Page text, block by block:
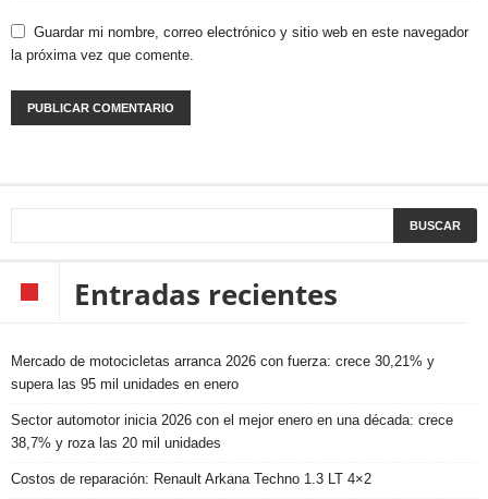
Guardar mi nombre, correo electrónico y sitio web en este navegador
la próxima vez que comente.
Entradas recientes
Mercado de motocicletas arranca 2026 con fuerza: crece 30,21% y
supera las 95 mil unidades en enero
Sector automotor inicia 2026 con el mejor enero en una década: crece
38,7% y roza las 20 mil unidades
Costos de reparación: Renault Arkana Techno 1.3 LT 4×2